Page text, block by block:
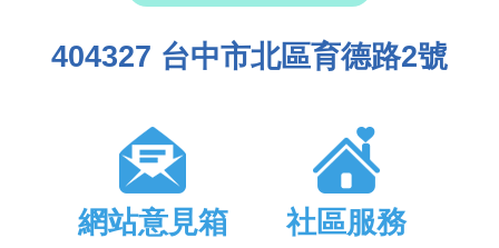
404327 台中市北區育德路2號
網站意見箱 社區服務